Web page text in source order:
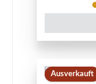
Ausverkauft